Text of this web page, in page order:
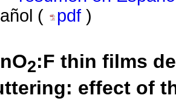
(
pdf )
2:F thin films
: effect of